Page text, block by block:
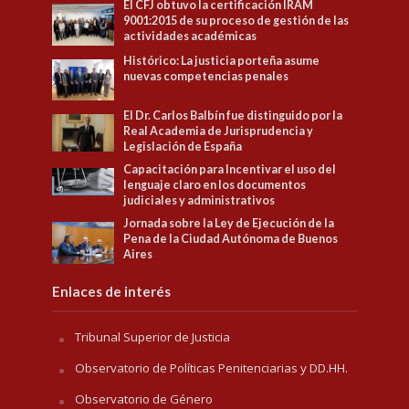
El CFJ obtuvo la certificación IRAM
9001:2015 de su proceso de gestión de las
actividades académicas
Histórico: La justicia porteña asume
nuevas competencias penales
El Dr. Carlos Balbín fue distinguido por la
Real Academia de Jurisprudencia y
Legislación de España
Capacitación para Incentivar el uso del
lenguaje claro en los documentos
judiciales y administrativos
Jornada sobre la Ley de Ejecución de la
Pena de la Ciudad Autónoma de Buenos
Aires
Enlaces de interés
Tribunal Superior de Justicia
Observatorio de Políticas Penitenciarias y DD.HH.
Observatorio de Género